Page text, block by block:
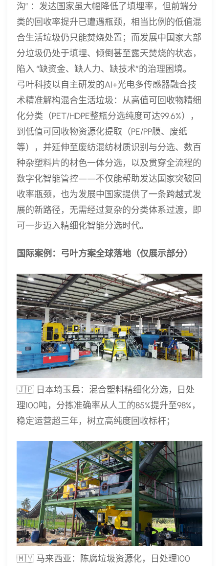
沟” ：发达国家虽大幅降低了填埋率，但前端分
类的回收率提升已遭遇瓶颈，相当比例的低值混
合生活垃圾仍只能焚烧处置；而发展中国家大部
分垃圾仍处于填埋、倾倒甚至露天焚烧的状态，
陷入 “缺资金、缺人力、缺技术”的治理困境。
弓叶科技以自主研发的AI+光电多传感器融合技
术精准解构混合生活垃圾：从高值可回收物精细
化分类（PET/HDPE整瓶分选纯度可达99.6%），
到低值可回收物资源化提取（PE/PP膜、废纸
等），并延伸至废纺混纺材质识别与分选、数百
种杂塑料片的材色一体分选，以及贯穿全流程的
数字化智能管控——不仅能帮助发达国家突破回
收率瓶颈，也为发展中国家提供了一条跨越式发
展的新路径，无需经过复杂的分类体系过渡，即
可一步迈入精细化智能分选时代。
国际案例：弓叶方案全球落地（仅展示部分）
🇯🇵 日本埼玉县：混合塑料精细化分选，日处
理100吨，分拣准确率从人工的85%提升至98%，
稳定运营超三年，树立高纯度回收标杆；
🇲🇾 马来西亚：陈腐垃圾资源化，日处理100